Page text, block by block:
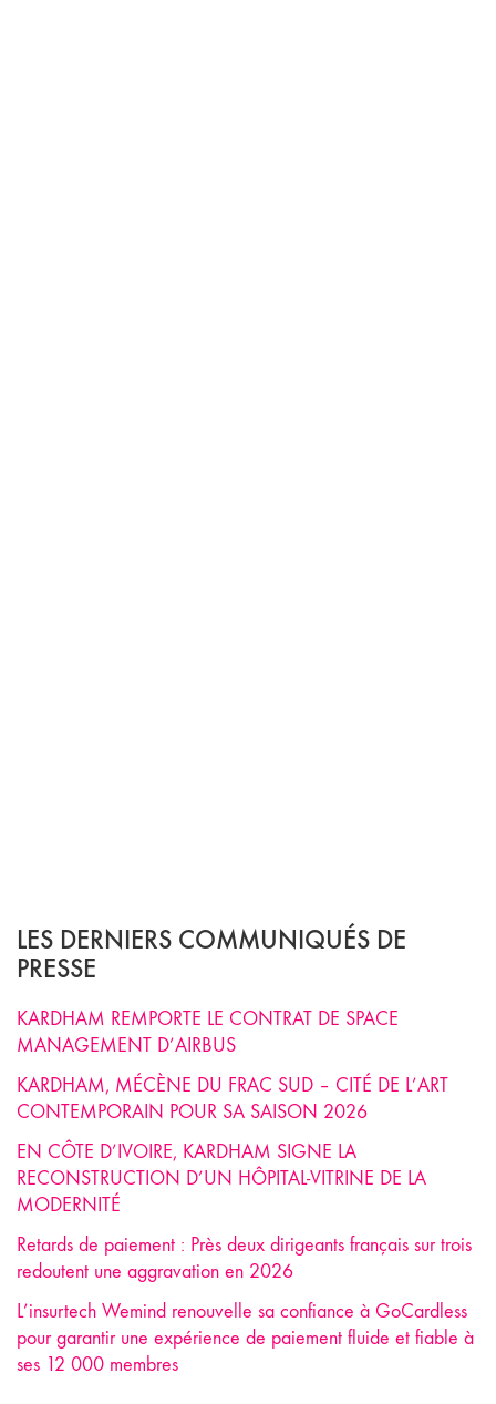
LES DERNIERS COMMUNIQUÉS DE
PRESSE
KARDHAM REMPORTE LE CONTRAT DE SPACE
MANAGEMENT D’AIRBUS
KARDHAM, MÉCÈNE DU FRAC SUD – CITÉ DE L’ART
CONTEMPORAIN POUR SA SAISON 2026
EN CÔTE D’IVOIRE, KARDHAM SIGNE LA
RECONSTRUCTION D’UN HÔPITAL-VITRINE DE LA
MODERNITÉ
Retards de paiement : Près deux dirigeants français sur trois
redoutent une aggravation en 2026
L’insurtech Wemind renouvelle sa confiance à GoCardless
pour garantir une expérience de paiement fluide et fiable à
ses 12 000 membres